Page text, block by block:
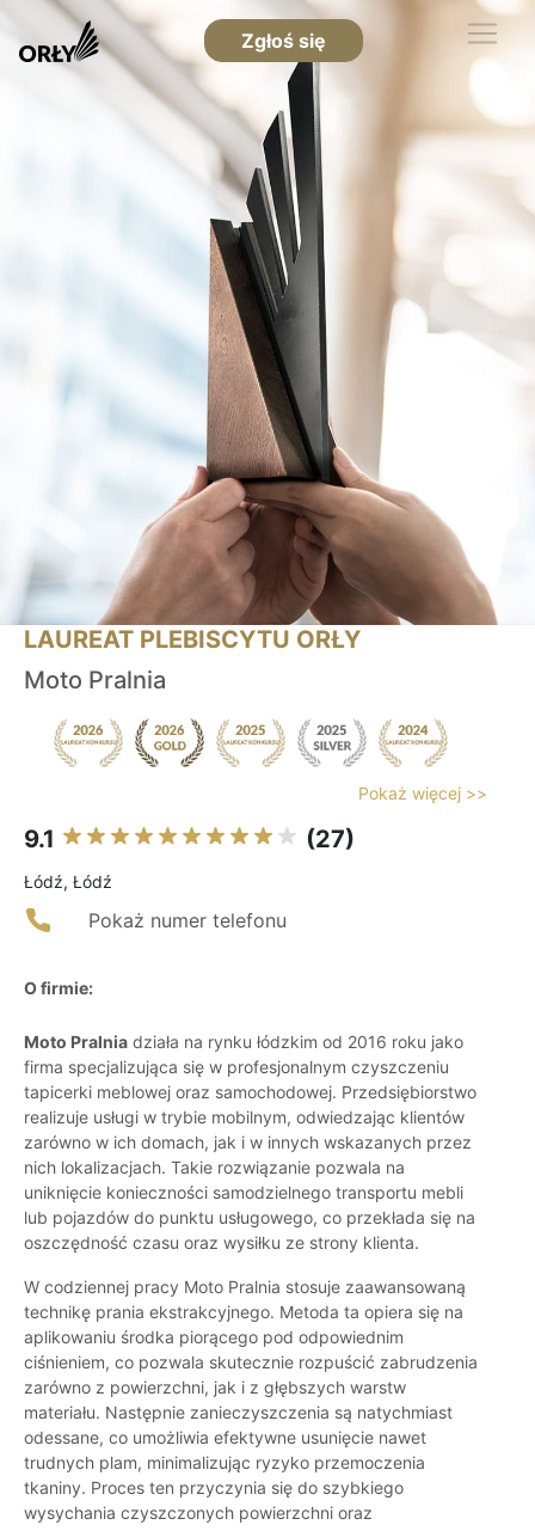
Zgłoś się
LAUREAT PLEBISCYTU ORŁY
Moto Pralnia
Pokaż więcej >>
9.1 (27)
Łódź, Łódź
Pokaż numer telefonu
O firmie:
Moto Pralnia działa na rynku łódzkim od 2016 roku jako
firma specjalizująca się w profesjonalnym czyszczeniu
tapicerki meblowej oraz samochodowej. Przedsiębiorstwo
realizuje usługi w trybie mobilnym, odwiedzając klientów
zarówno w ich domach, jak i w innych wskazanych przez
nich lokalizacjach. Takie rozwiązanie pozwala na
uniknięcie konieczności samodzielnego transportu mebli
lub pojazdów do punktu usługowego, co przekłada się na
oszczędność czasu oraz wysiłku ze strony klienta.
W codziennej pracy Moto Pralnia stosuje zaawansowaną
technikę prania ekstrakcyjnego. Metoda ta opiera się na
aplikowaniu środka piorącego pod odpowiednim
ciśnieniem, co pozwala skutecznie rozpuścić zabrudzenia
zarówno z powierzchni, jak i z głębszych warstw
materiału. Następnie zanieczyszczenia są natychmiast
odessane, co umożliwia efektywne usunięcie nawet
trudnych plam, minimalizując ryzyko przemoczenia
tkaniny. Proces ten przyczynia się do szybkiego
wysychania czyszczonych powierzchni oraz